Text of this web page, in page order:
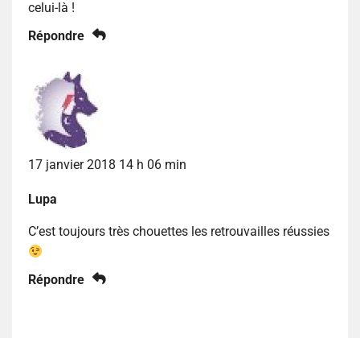
celui-là !
Répondre
17 janvier 2018 14 h 06 min
Lupa
C’est toujours très chouettes les retrouvailles réussies
Répondre